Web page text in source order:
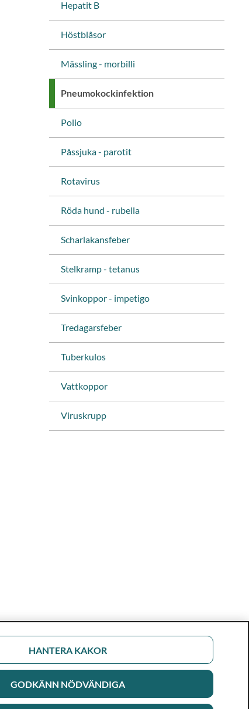
Hepatit B
Höstblåsor
Mässling - morbilli
Pneumokockinfektion
Polio
Påssjuka - parotit
Rotavirus
Röda hund - rubella
Scharlakansfeber
Stelkramp - tetanus
Svinkoppor - impetigo
Tredagarsfeber
Tuberkulos
Vattkoppor
Viruskrupp
HANTERA KAKOR
GODKÄNN NÖDVÄNDIGA